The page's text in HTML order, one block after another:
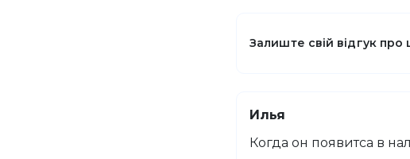
Залиште свій відгук про
Илья
Когда он появитса в